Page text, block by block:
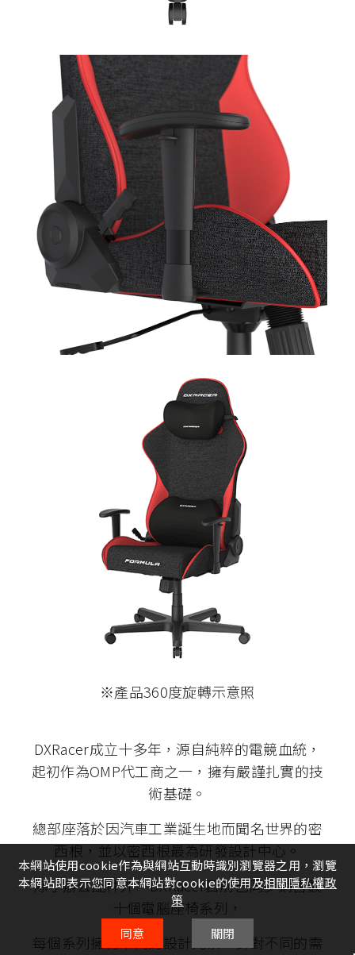
※產品360度旋轉示意照
DXRacer成立十多年，源自純粹的電競血統，
起初作為OMP代工商之一，擁有嚴謹扎實的技
術基礎。
總部座落於因汽車工業誕生地而聞名世界的密
西根，並以密西根最為研發設計中心。
除了辦公配件外，DXRacer目前已同步銷售數
十個電腦座椅系列，
每個系列擁有不同的設計元素，針對不同的需
本網站使用cookie作為與網站互動時識別瀏覽器之用，瀏覽
本網站即表示您同意本網站對cookie的使用及相關隱私權政
策
同意
關閉